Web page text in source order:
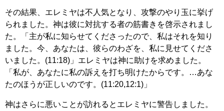
その結果、エレミヤは不人気となり、攻撃のやり玉に挙げ
られました。神は彼に対抗する者の筋書きを啓示されまし
た。「主が私に知らせてくださったので、私はそれを知り
ました。今、あなたは、彼らのわざを、私に見せてくださ
いました。(11:18)」エレミヤは神に助けを求めました。
「私が、あなたに私の訴えを打ち明けたからです。…あな
たのほうが正しいのです。(11:20,12:1)」
神はさらに悪いことが訪れるとエレミヤに警告しました。